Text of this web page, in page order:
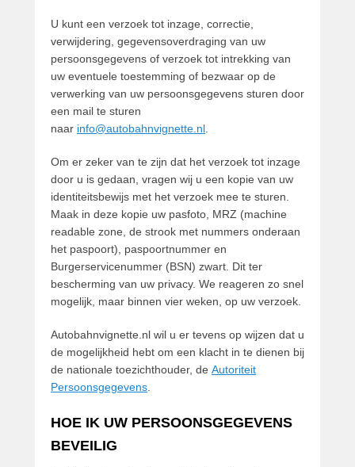
U kunt een verzoek tot inzage, correctie,
verwijdering, gegevensoverdraging van uw
persoonsgegevens of verzoek tot intrekking van
uw eventuele toestemming of bezwaar op de
verwerking van uw persoonsgegevens sturen door
een mail te sturen
naar info@autobahnvignette.nl
Om er zeker van te zijn dat het verzoek tot inzage
door u is gedaan, vragen wij u een kopie van uw
identiteitsbewijs met het verzoek mee te sturen.
Maak in deze kopie uw pasfoto, MRZ (machine
readable zone, de strook met nummers onderaan
het paspoort), paspoortnummer en
Burgerservicenummer (BSN) zwart. Dit ter
bescherming van uw privacy. We reageren zo snel
mogelijk, maar binnen vier weken, op uw verzoek.
Autobahnvignette.nl wil u er tevens op wijzen dat u
de mogelijkheid hebt om een klacht in te dienen bij
de nationale toezichthouder, de Autoriteit
Persoonsgegevens
HOE IK UW PERSOONSGEGEVENS
BEVEILIG